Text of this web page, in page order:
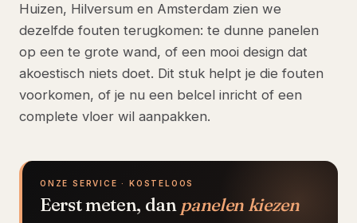
Huizen, Hilversum en Amsterdam zien we
dezelfde fouten terugkomen: te dunne panelen
op een te grote wand, of een mooi design dat
akoestisch niets doet. Dit stuk helpt je die fouten
voorkomen, of je nu een belcel inricht of een
complete vloer wil aanpakken.
ONZE SERVICE · KOSTELOOS
Eerst meten, dan panelen kiezen